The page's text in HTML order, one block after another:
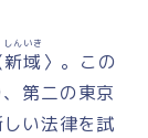
新域
しんいき
〉。この
第二の東京
い法律を試